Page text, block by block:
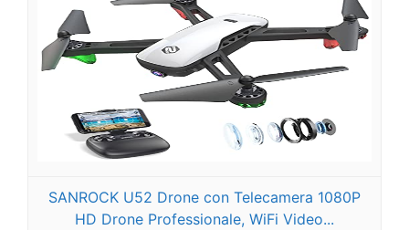
SANROCK U52 Drone con Telecamera 1080P
HD Drone Professionale, WiFi Video...